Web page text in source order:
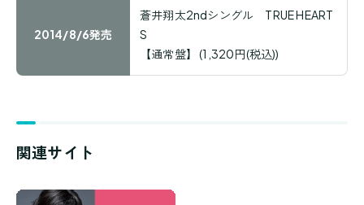
2014/8/6発売
蒼井翔太2ndシングル TRUE HEART
S
【通常盤】
(1,320円(税込))
関連サイト